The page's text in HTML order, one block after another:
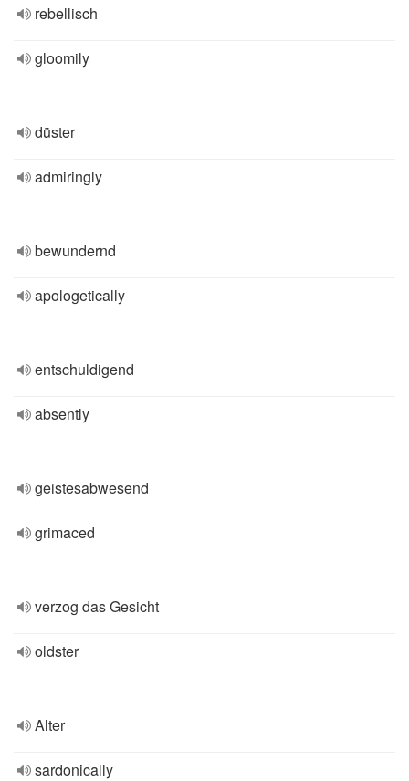
rebellisch
gloomily
düster
admiringly
bewundernd
apologetically
entschuldigend
absently
geistesabwesend
grimaced
verzog das Gesicht
oldster
Alter
sardonically